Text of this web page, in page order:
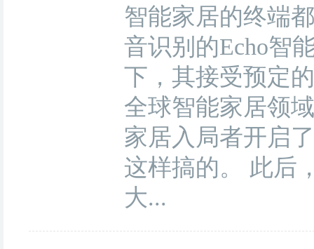
智能家居的终端
音识别的Echo智
下，其接受预定
全球智能家居领
家居入局者开启
这样搞的。 此后
大...